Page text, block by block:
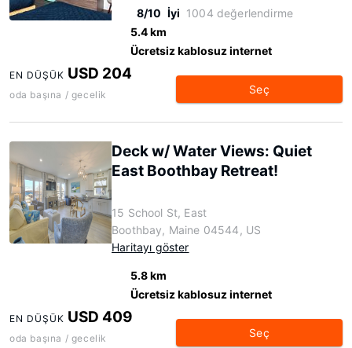
8/10 İyi 1004 değerlendirme
5.4 km
Ücretsiz kablosuz internet
EN DÜŞÜK USD 204
oda başına / gecelik Seç
Deck w/ Water Views: Quiet
East Boothbay Retreat!
15 School St, East
Boothbay, Maine 04544, US
Haritayı göster
5.8 km
Ücretsiz kablosuz internet
EN DÜŞÜK USD 409
oda başına / gecelik Seç